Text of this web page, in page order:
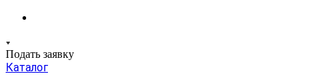
Подать заявку
Каталог